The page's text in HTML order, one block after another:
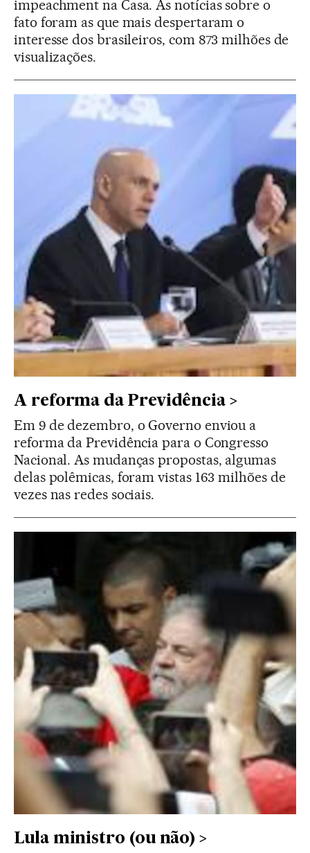
impeachment na Casa. As notícias sobre o
fato foram as que mais despertaram o
interesse dos brasileiros, com 873 milhões de
visualizações.
A reforma da Previdência
Em 9 de dezembro, o Governo enviou a
reforma da Previdência para o Congresso
Nacional. As mudanças propostas, algumas
delas polêmicas, foram vistas 163 milhões de
vezes nas redes sociais.
Lula ministro (ou não)